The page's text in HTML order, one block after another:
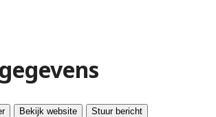
Bekijk website Stuur bericht